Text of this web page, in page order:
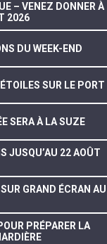
– VENEZ DONNER À
2026
DU WEEK-END
SUR LE PORT
SERA À LA SUZE
JUSQU’AU 22 AOÛT
GRAND ÉCRAN AU
PRÉPARER LA